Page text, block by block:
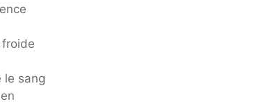
froide
le sang